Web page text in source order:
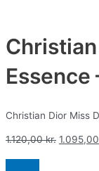
Essence
Christian Dior Miss
1.120,00kr. 1.095,00